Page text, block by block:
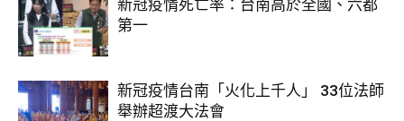
新冠疫情死亡率：台南高於全國、六都
第一
新冠疫情台南「火化上千人」 33位法師
舉辦超渡大法會